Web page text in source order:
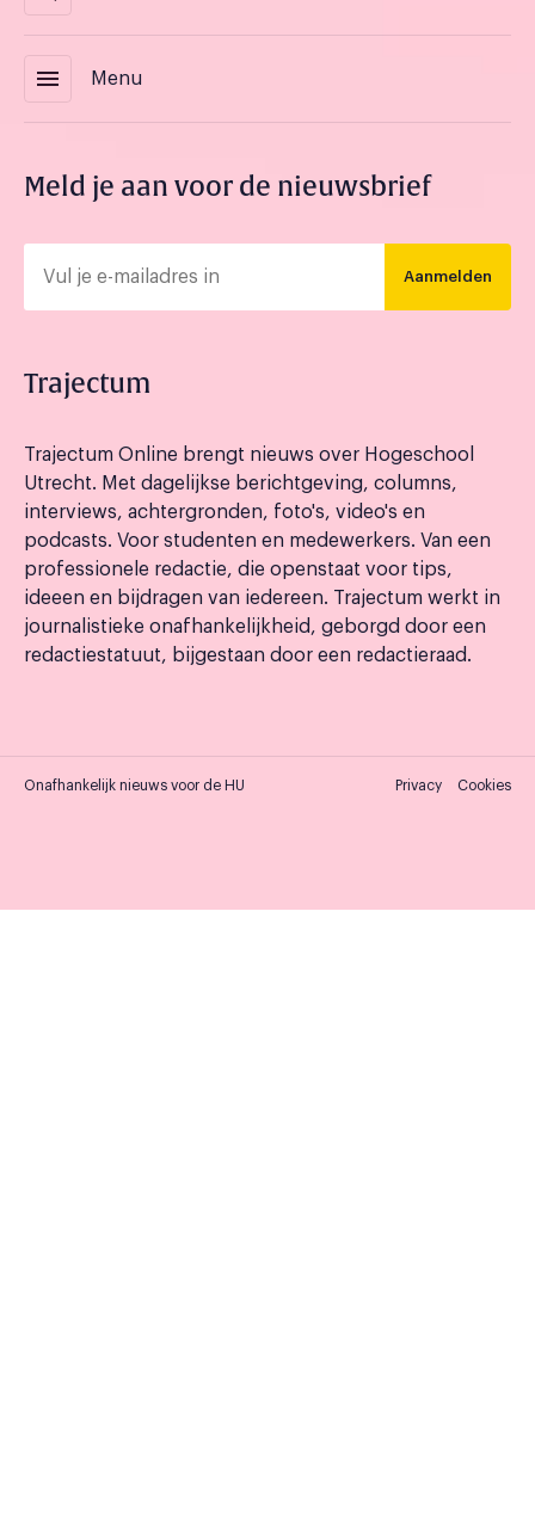
menu Menu
Meld je aan voor de nieuwsbrief
Aanmelden
Trajectum
Trajectum Online brengt nieuws over Hogeschool
Utrecht. Met dagelijkse berichtgeving, columns,
interviews, achtergronden, foto's, video's en
podcasts. Voor studenten en medewerkers. Van een
professionele redactie, die openstaat voor tips,
ideeen en bijdragen van iedereen. Trajectum werkt in
journalistieke onafhankelijkheid, geborgd door een
redactiestatuut, bijgestaan door een redactieraad.
Onafhankelijk nieuws voor de HU Privacy Cookies